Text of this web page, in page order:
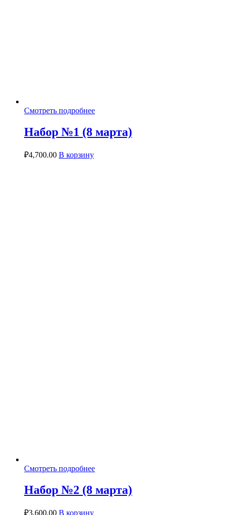
Смотреть подробнее
Набор №1 (8 марта)
₽4,700.00 В корзину
Смотреть подробнее
Набор №2 (8 марта)
₽3,600.00 В корзину